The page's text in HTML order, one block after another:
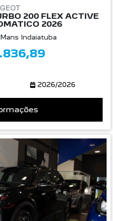
200 FLEX ACTIVE
2026
Indaiatuba
2026/2026